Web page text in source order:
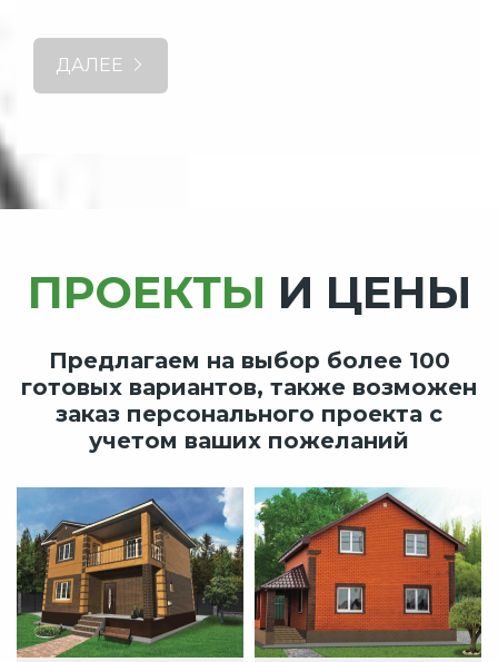
ДАЛЕЕ
ПРОЕКТЫ И ЦЕНЫ
Предлагаем на выбор более 100
готовых вариантов, также возможен
заказ персонального проекта с
учетом ваших пожеланий